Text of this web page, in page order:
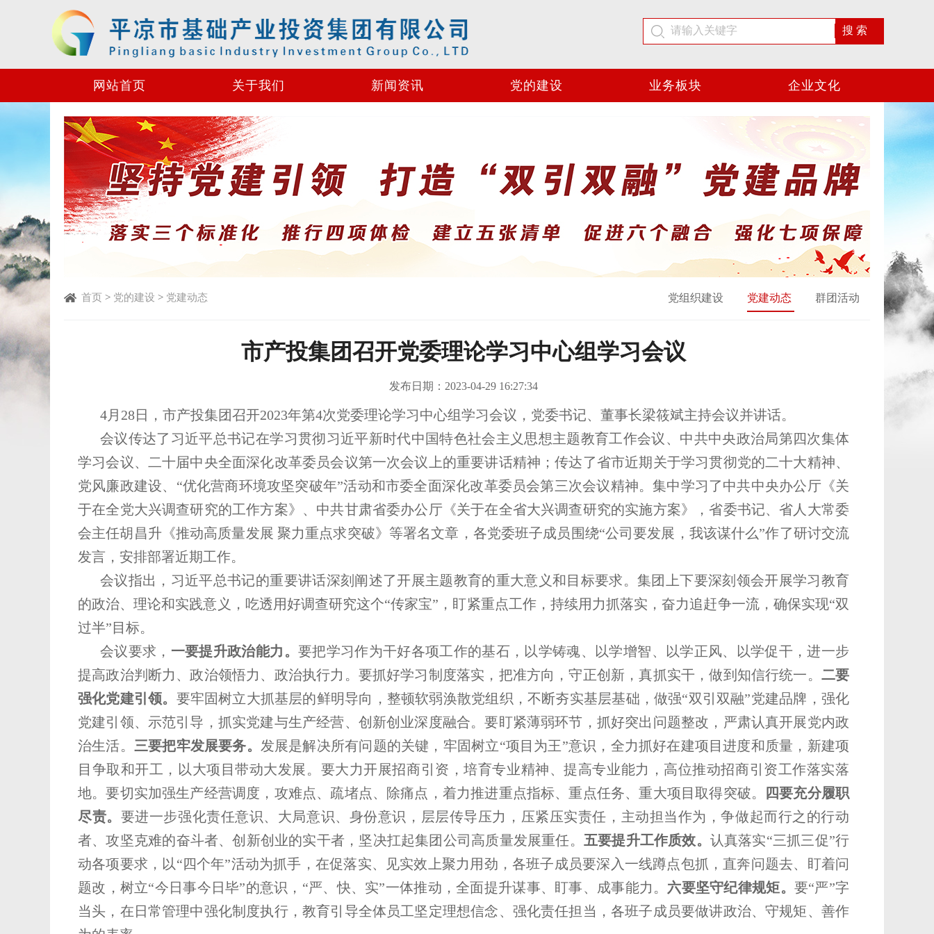
网站首页 关于我们 新闻资讯 党的建设 业务板块 企业文化
首页 > 党的建设 > 党建动态 党组织建设 党建动态 群团活动
市产投集团召开党委理论学习中心组学习会议
发布日期：2023-04-29 16:27:34
4月28日，市产投集团召开2023年第4次党委理论学习中心组学习会议，党委书记、董事长梁筱斌主持会议并讲话。
会议传达了习近平总书记在学习贯彻习近平新时代中国特色社会主义思想主题教育工作会议、中共中央政治局第四次集体
学习会议、二十届中央全面深化改革委员会议第一次会议上的重要讲话精神；传达了省市近期关于学习贯彻党的二十大精神、
党风廉政建设、“优化营商环境攻坚突破年”活动和市委全面深化改革委员会第三次会议精神。集中学习了中共中央办公厅《关
于在全党大兴调查研究的工作方案》、中共甘肃省委办公厅《关于在全省大兴调查研究的实施方案》，省委书记、省人大常委
会主任胡昌升《推动高质量发展 聚力重点求突破》等署名文章，各党委班子成员围绕“公司要发展，我该谋什么”作了研讨交流
发言，安排部署近期工作。
会议指出，习近平总书记的重要讲话深刻阐述了开展主题教育的重大意义和目标要求。集团上下要深刻领会开展学习教育
的政治、理论和实践意义，吃透用好调查研究这个“传家宝”，盯紧重点工作，持续用力抓落实，奋力追赶争一流，确保实现“双
过半”目标。
会议要求， 一要提升政治能力。 要把学习作为干好各项工作的基石，以学铸魂、以学增智、以学正风、以学促干，进一步
提高政治判断力、政治领悟力、政治执行力。要抓好学习制度落实，把准方向，守正创新，真抓实干，做到知信行统一。 二要
强化党建引领。 要牢固树立大抓基层的鲜明导向，整顿软弱涣散党组织，不断夯实基层基础，做强“双引双融”党建品牌，强化
党建引领、示范引导，抓实党建与生产经营、创新创业深度融合。要盯紧薄弱环节，抓好突出问题整改，严肃认真开展党内政
治生活。 三要把牢发展要务。 发展是解决所有问题的关键，牢固树立“项目为王”意识，全力抓好在建项目进度和质量，新建项
目争取和开工，以大项目带动大发展。要大力开展招商引资，培育专业精神、提高专业能力，高位推动招商引资工作落实落
地。要切实加强生产经营调度，攻难点、疏堵点、除痛点，着力推进重点指标、重点任务、重大项目取得突破。
四要充分履职
尽责。 要进一步强化责任意识、大局意识、身份意识，层层传导压力，压紧压实责任，主动担当作为，争做起而行之的行动
者、攻坚克难的奋斗者、创新创业的实干者，坚决扛起集团公司高质量发展重任。 五要提升工作质效。 认真落实“三抓三促”行
动各项要求，以“四个年”活动为抓手，在促落实、见实效上聚力用劲，各班子成员要深入一线蹲点包抓，直奔问题去、盯着问
题改，树立“今日事今日毕”的意识，“严、快、实”一体推动，全面提升谋事、盯事、成事能力。 六要坚守纪律规矩。 要“严”字
当头，在日常管理中强化制度执行，教育引导全体员工坚定理想信念、强化责任担当，各班子成员要做讲政治、守规矩、善作